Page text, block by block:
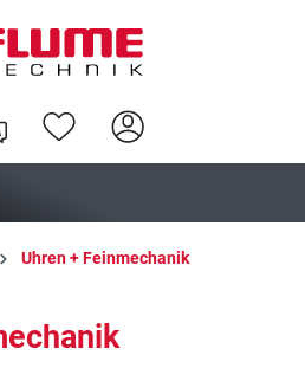
Uhren + Feinmechanik